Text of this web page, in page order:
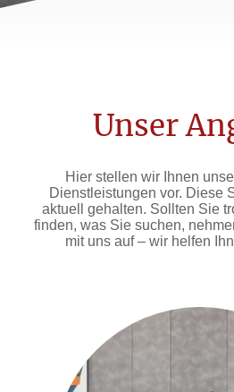
Unser
Hier stellen wir Ihnen
Dienstleistungen vor. Diese
aktuell gehalten. Sollten Sie
finden, was Sie suchen,
mit uns auf – wir helfen